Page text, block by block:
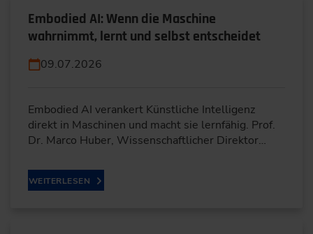
Embodied AI: Wenn die Maschine
wahrnimmt, lernt und selbst entscheidet
09.07.2026
Embodied AI verankert Künstliche Intelligenz
direkt in Maschinen und macht sie lernfähig. Prof.
Dr. Marco Huber, Wissenschaftlicher Direktor…
WEITERLESEN